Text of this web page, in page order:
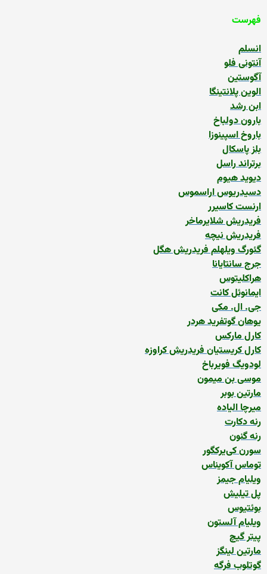
فهرست
انسلم
آنتونی فلو
آگوستین
الوین پلانتینگا
ابن رشد
بارون دولباخ
باروخ اسپینوزا
بلز پاسکال
برتراند راسل
دیوید هیوم
دسیدریوس اراسموس
ارنست کاسیرر
فریدریش شلایرماخر
فریدریش نیچه
گئورگ ویلهلم فریدریش هگل
جرج سانتایانا
هراکلیتوس
ایمانوئل کانت
جی. ال. مکی
یوهان گوتفرید هردر
کارل مارکس
کارل کریستیان فریدریش کراوزه
لودویگ فویرباخ
موسی بن میمون
مارتین بوبر
میرچا الیاده
رنه دکارت
رنه گنون
سورن کی‌یرکگور
توماس آکویناس
ویلیام جیمز
پل تیلیش
بوئتیوس
ویلیام آلستون
پیتر گیچ
مارتین لینگز
گوتلوب فرگه